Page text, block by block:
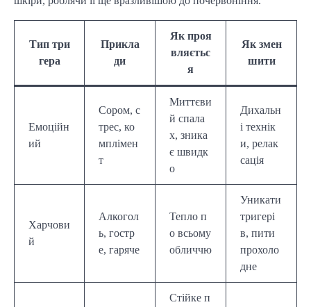
Тип три
гера
Прикла
ди
Як проя
вляєтьс
я
Як змен
шити
Емоційн
ий
Сором, с
трес, ко
мплімен
т
Миттєви
й спала
х, зника
є швидк
о
Дихальн
і технік
и, релак
сація
Харчови
й
Алкогол
ь, гостр
е, гаряче
Тепло п
о всьому
обличчю
Уникати
тригері
в, пити
прохоло
дне
Стійке п